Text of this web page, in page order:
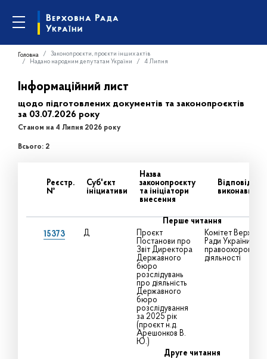
Головна
Законопроєкти, проєкти інших актів
Надано народним депутатам України
4 Липня
Інформаційний лист
щодо підготовлених документів та законопроєктів
за 03.07.2026 року
Станом на 4 Липня 2026 року
Всього: 2
Реєстр.
№
Суб'єкт
ініциативи
Назва
законопроєкту
та ініціатори
внесення
виконавці
Перше читання
15373
Д
Проєкт
Постанови про
Звіт Директора
Державного
бюро
розслідувань
про діяльність
Державного
бюро
розслідування
за 2025 рік
(проєкт н.д.
Арешонков В.
Ю.)
Комітет
Ради України з
правоохоронної
діяльності
Друге читання